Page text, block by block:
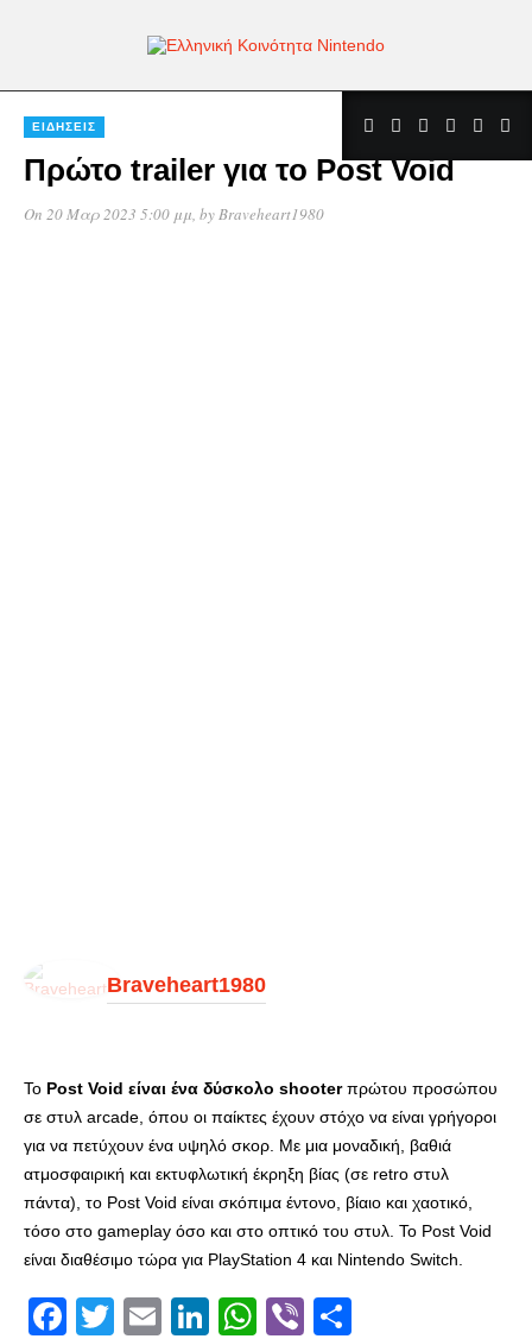
ΕΙΔΉΣΕΙΣ
Πρώτο trailer για το Post Void
On 20 Μαρ 2023 5:00 μμ, byBraveheart1980
Braveheart1980
Το Post Void είναι ένα δύσκολο shooterπρώτου προσώπου
σε στυλ arcade, όπου οι παίκτες έχουν στόχο να είναι γρήγοροι
για να πετύχουν ένα υψηλό σκορ. Με μια μοναδική, βαθιά
ατμοσφαιρική και εκτυφλωτική έκρηξη βίας (σε retro στυλ
πάντα), το Post Void είναι σκόπιμα έντονο, βίαιο και χαοτικό,
τόσο στο gameplay όσο και στο οπτικό του στυλ. Το Post Void
είναι διαθέσιμο τώρα για PlayStation 4 και Nintendo Switch.
Facebook
Twitter
EmailLinkedIn
WhatsApp
Viber